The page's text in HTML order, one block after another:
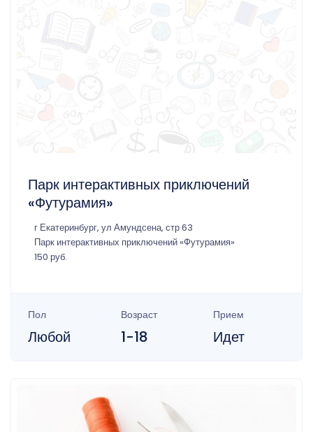
Парк интерактивных приключений
«Футурамия»
г Екатеринбург, ул Амундсена, стр 63
Парк интерактивных приключений «Футурамия»
150 руб.
Пол
Любой
Возраст
1-18
Прием
Идет